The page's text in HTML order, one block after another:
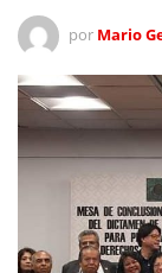
por Mario